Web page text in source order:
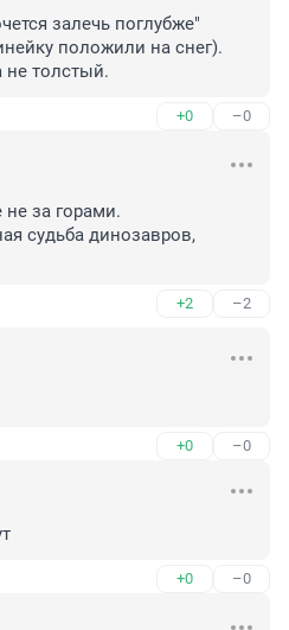
залечь поглубже"
положили на снег).
не толстый.
+0 –0
за горами.
судьба динозавров,
+2 –2
+0 –0
+0 –0